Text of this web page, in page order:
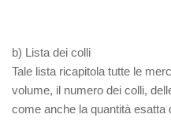
b) Lista dei colli
Tale lista ricapitola tutte le
volume, il numero dei colli,
come anche la quantità esatta